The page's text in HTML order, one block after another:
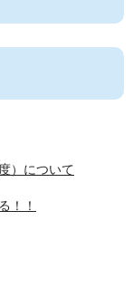
）について
！！